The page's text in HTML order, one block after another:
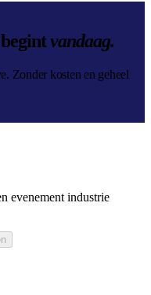
vandaag.
Zonder kosten en geheel
evenement industrie